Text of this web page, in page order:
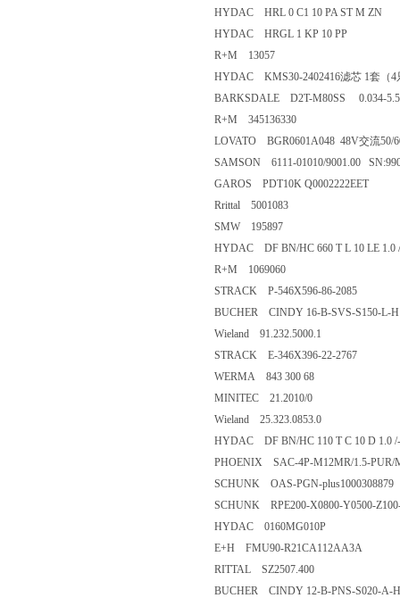
HYDAC HRL 0 C1 10 PA ST M ZN
HYDAC HRGL 1 KP 10 PP
R+M 13057
HYDAC KMS30-2402416滤芯 1套（4
BARKSDALE D2T-M80SS 0.034-
R+M 345136330
LOVATO BGR0601A048 48V交流50/
SAMSON 6111-01010/9001.00
GAROS PDT10K Q0002222EET
Rrittal 5001083
SMW 195897
HYDAC DF BN/HC 660 T L 10 LE 1.0
R+M 1069060
STRACK P-546X596-86-2085
BUCHER CINDY 16-B-SVS-S150-L-
Wieland 91.232.5000.1
STRACK E-346X396-22-2767
WERMA 843 300 68
MINITEC 21.2010/0
Wieland 25.323.0853.0
HYDAC DF BN/HC 110 T C 10 D 1.0
PHOENIX SAC-4P-M12MR/1.5-PUR/
SCHUNK OAS-PGN-plus1000308879
SCHUNK RPE200-X0800-Y0500-
HYDAC 0160MG010P
E+H FMU90-R21CA112AA3A
RITTAL SZ2507.400
BUCHER CINDY 12-B-PNS-S020-A-